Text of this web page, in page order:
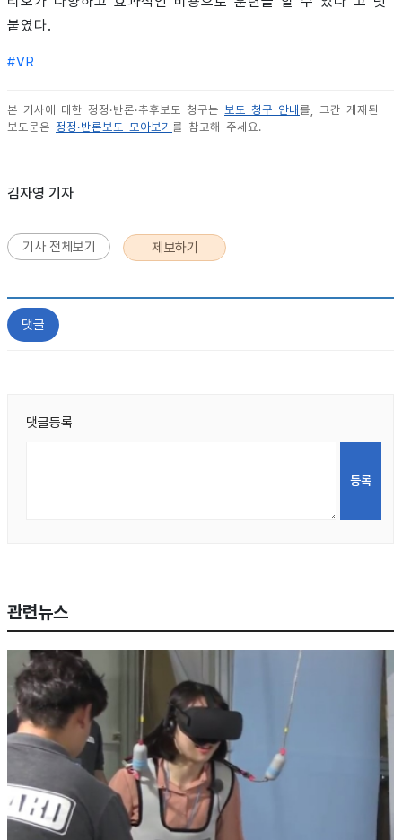
붙였다.
#VR
본 기사에 대한 정정·반론·추후보도 청구는 보도 청구 안내 를, 그간 게재된
보도문은 정정·반론보도 모아보기 를 참고해 주세요.
김자영 기자
기사 전체보기 제보하기
댓글
댓글등록
관련뉴스